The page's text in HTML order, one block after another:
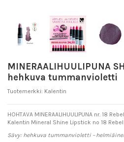
MINERAALIHUULIPUNA
hehkuva tummanvioletti
Tuotemerkki: Kalentin
HOHTAVA MINERAALIHUULIPUNA nr. 18 Rebel
Kalentin Mineral Shine Lipstick no 18
Sävy: hehkuva tummanvioletti -